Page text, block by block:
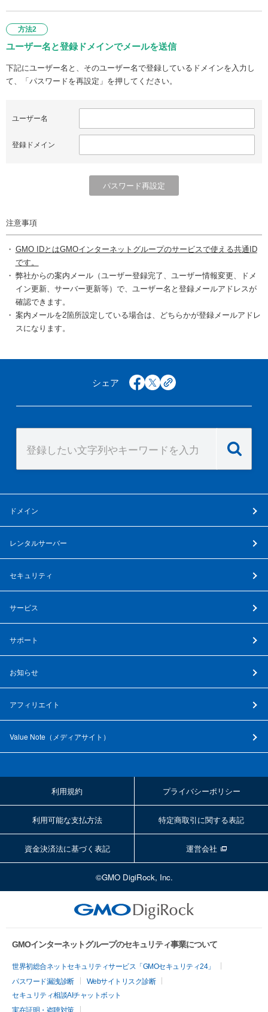
方法2
ユーザー名と登録ドメインでメールを送信
下記にユーザー名と、そのユーザー名で登録しているドメインを入力し
て、「パスワードを再設定」を押してください。
ユーザー名
登録ドメイン
注意事項
GMO IDとはGMOインターネットグループのサービスで使える共通ID
です。
弊社からの案内メール（ユーザー登録完了、ユーザー情報変更、ドメ
イン更新、サーバー更新等）で、ユーザー名と登録メールアドレスが
確認できます。
案内メールを2箇所設定している場合は、どちらかが登録メールアドレ
スになります。
シェア facebook
x copy
ドメイン
レンタルサーバー
セキュリティ
サービス
サポート
お知らせ
アフィリエイト
Value Note（ メディアサイト ）
利用規約 プライバシーポリシー
利用可能な支払方法 特定商取引に関する表記
資金決済法に基づく表記 運営会社
©GMO DigiRock, Inc.
GMOインターネットグループのセキュリティ事業について
世界初総合ネットセキュリティサービス「GMOセキュリティ24」
パスワード漏洩診断
Webサイトリスク診断
セキュリティ相談AIチャットボット
実在証明・盗聴対策